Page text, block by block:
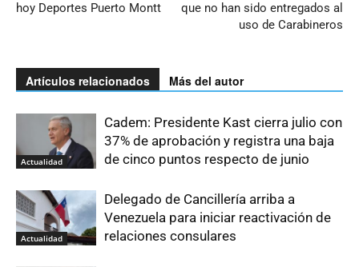
hoy Deportes Puerto Montt
que no han sido entregados al
uso de Carabineros
Artículos relacionados Más del autor
Actualidad
Cadem: Presidente Kast cierra julio con
37% de aprobación y registra una baja
de cinco puntos respecto de junio
Actualidad
Delegado de Cancillería arriba a
Venezuela para iniciar reactivación de
relaciones consulares